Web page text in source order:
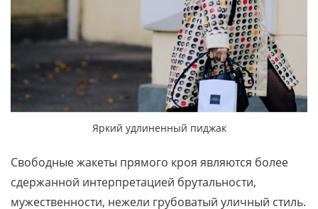
Яркий удлиненный пиджак
Свободные жакеты прямого кроя являются более
сдержанной интерпретацией брутальности,
мужественности, нежели грубоватый уличный стиль.